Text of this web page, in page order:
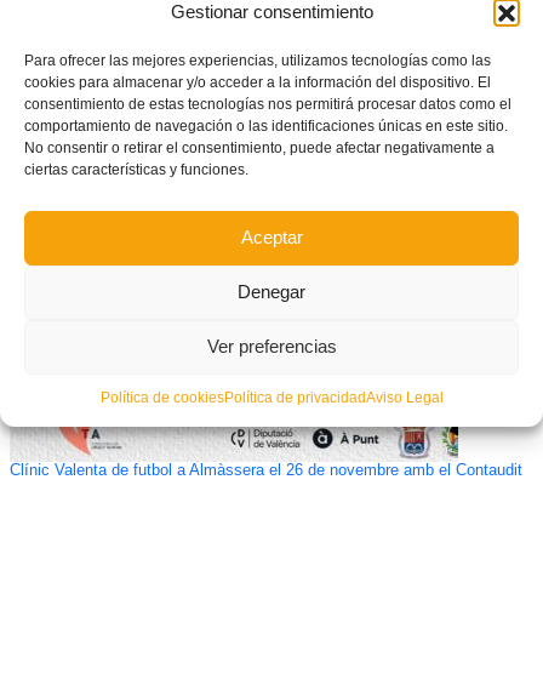
Gestionar consentimiento
Para ofrecer las mejores experiencias, utilizamos tecnologías como las
cookies para almacenar y/o acceder a la información del dispositivo. El
consentimiento de estas tecnologías nos permitirá procesar datos como el
comportamiento de navegación o las identificaciones únicas en este sitio.
No consentir o retirar el consentimiento, puede afectar negativamente a
ciertas características y funciones.
Aceptar
Denegar
Ver preferencias
Política de cookiesPolítica de privacidadAviso Legal
Convocatòria d’Ajudes per a Entrenadoræs 2024
Clínic Valenta de futbol a Almàssera el 26 de novembre amb el Contaudit